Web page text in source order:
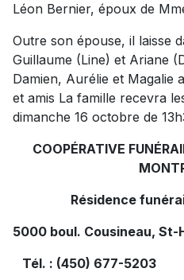
Léon Bernier, époux de
Outre son épouse, il laisse
Guillaume (Line) et Ariane
Damien, Aurélie et Magalie
et amis La famille recevra
dimanche 16 octobre de
COOPÉRATIVE
Résidence
5000 boul. Cousineau,
Tél. : (450) 677-5203